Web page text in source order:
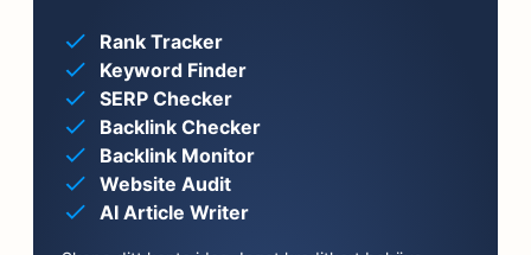
Rank Tracker
Keyword Finder
SERP Checker
Backlink Checker
Backlink Monitor
Website Audit
AI Article Writer